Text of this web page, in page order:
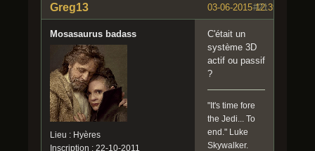
#21
03-06-2015 12:39:05
Greg13
Mosasaurus badass
Lieu : Hyères
Inscription : 22-10-2011
C'était un
système 3D
actif ou passif
?
"It's time fore
the Jedi... To
end." Luke
Skywalker.